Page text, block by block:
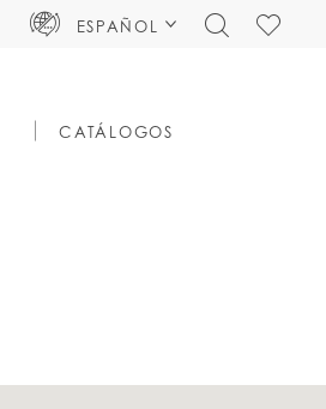
ESPAÑOL
TOGGLECHECK
CATÁLOGOS